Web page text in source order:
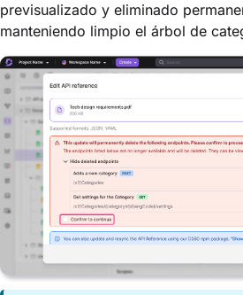
previsualizado y eliminado
manteniendo limpio el árbol de